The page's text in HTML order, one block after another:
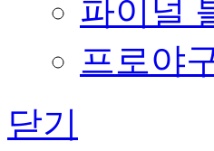
파이널
프로야
닫기